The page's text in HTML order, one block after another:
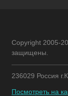
Copyright 2005-
защищены.
236029 Россия
Посмотреть на